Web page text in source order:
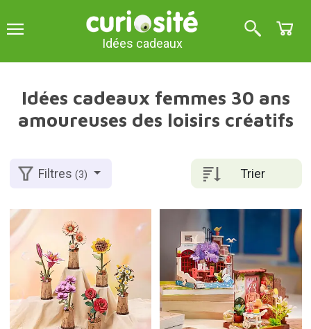
Idées cadeaux
Idées cadeaux femmes 30 ans
amoureuses des loisirs créatifs
Trier
Filtres(3)